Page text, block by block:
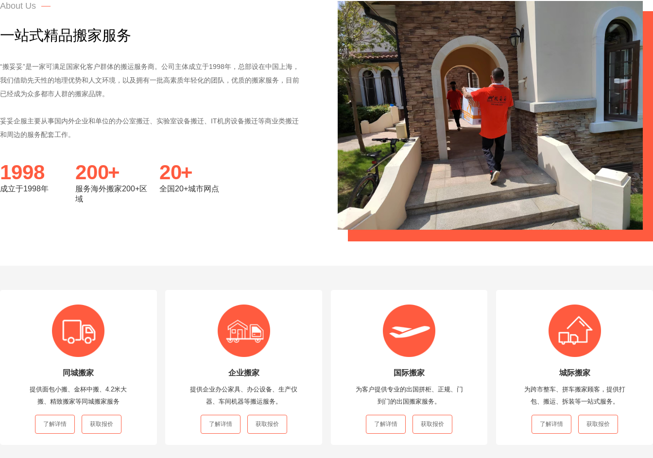
About Us
一站式精品搬家服务
“搬妥妥”是一家可满足国家化客户群体的搬运服务商。公司主体成立于1998年，总部设在中国上海，
我们借助先天性的地理优势和人文环境，以及拥有一批高素质年轻化的团队，优质的搬家服务，目前
已经成为众多都市人群的搬家品牌。
妥妥企服主要从事国内外企业和单位的办公室搬迁、实验室设备搬迁、IT机房设备搬迁等商业类搬迁
和周边的服务配套工作。
1998
成立于1998年
200
服务海外搬家200+区
域
20
全国20+城市网点
同城搬家
提供面包小搬、金杯中搬、4.2米大
搬、精致搬家等同城搬家服务
了解详情 获取报价
企业搬家
提供企业办公家具、办公设备、生产仪
器、车间机器等搬运服务。
了解详情 获取报价
国际搬家
为客户提供专业的出国拼柜、正规、门
到门的出国搬家服务。
了解详情 获取报价
城际搬家
为跨市整车、拼车搬家顾客，提供打
包、搬运、拆装等一站式服务。
了解详情 获取报价